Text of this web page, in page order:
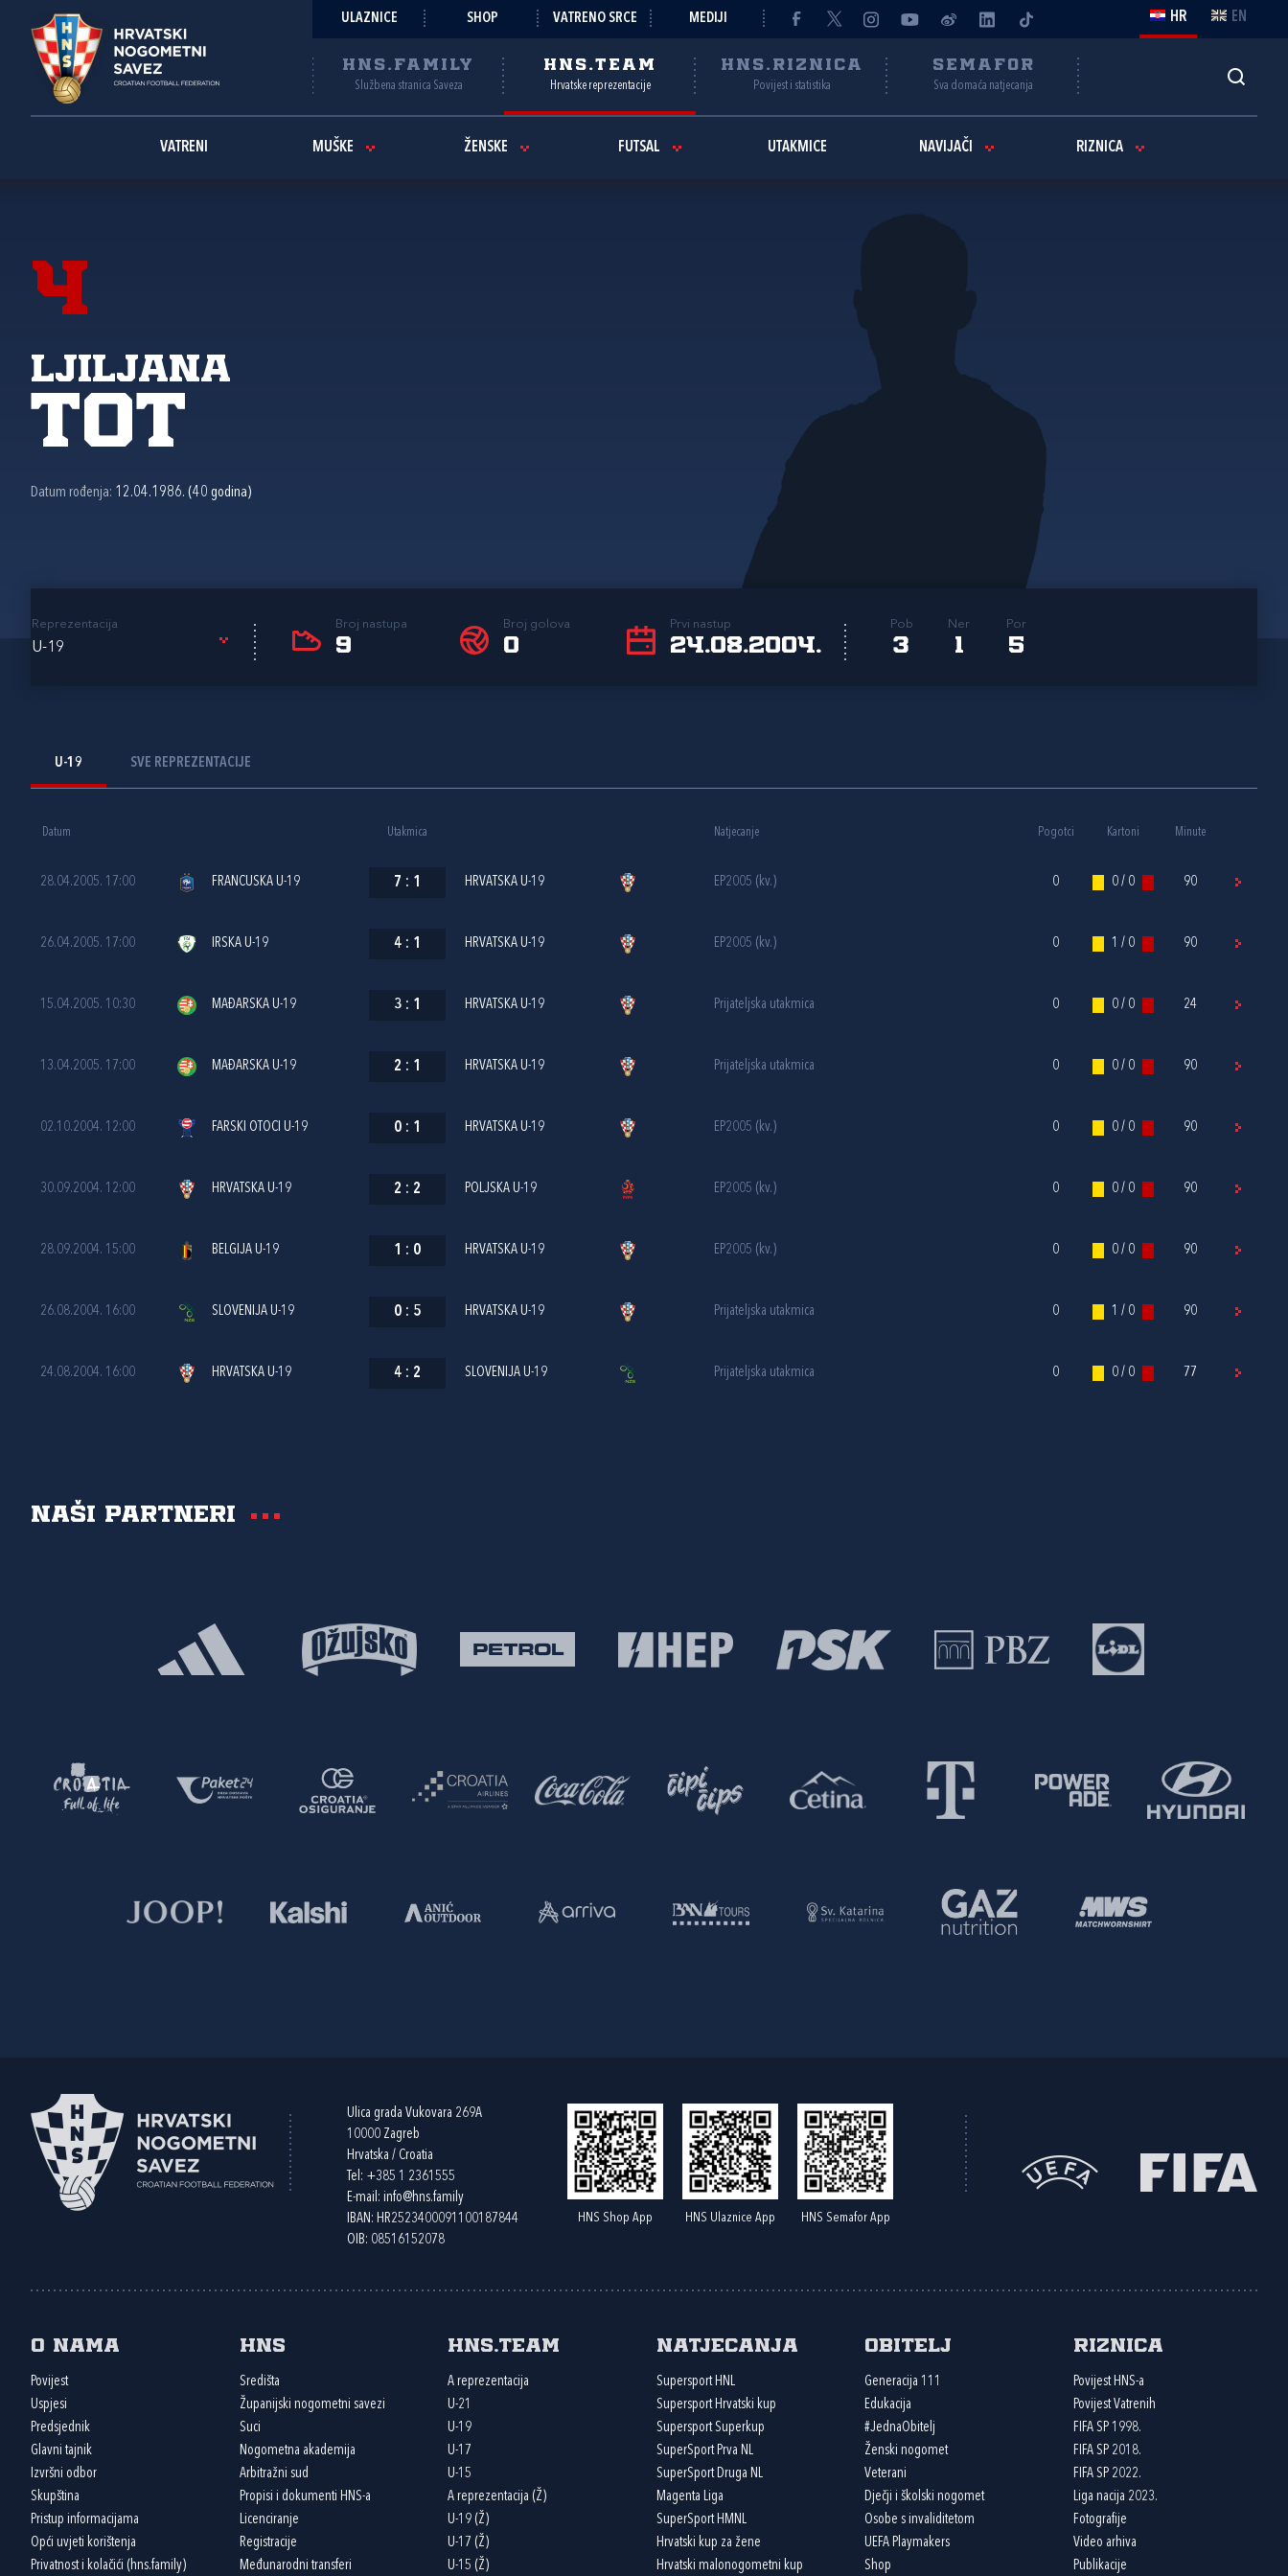
ULAZNICE SHOP VATRENO SRCE MEDIJI HR EN
HNS.FAMILY
Službena stranica Saveza
HNS.TEAM
Hrvatske reprezentacije
HNS.RIZNICA
Povijest i statistika
SEMAFOR
Sva domaća natjecanja
VATRENI MUŠKE ŽENSKE FUTSAL UTAKMICE NAVIJAČI RIZNICA
4
Ljiljana
Tot
Datum rođenja: 12.04.1986. (40 godina)
Reprezentacija
U-19
Broj nastupa
9
Broj golova
0
Prvi nastup
24.08.2004.
Pob
3
Ner
1
Por
5
U-19 SVE REPREZENTACIJE
Datum Utakmica Natjecanje Pogotci Kartoni Minute
28.04.2005. 17:00 FRANCUSKA U-19 7 : 1 HRVATSKA U-19 EP2005 (kv.) 0 0 / 0 90
26.04.2005. 17:00 IRSKA U-19 4 : 1 HRVATSKA U-19 EP2005 (kv.) 0 1 / 0 90
15.04.2005. 10:30 MAĐARSKA U-19 3 : 1 HRVATSKA U-19 Prijateljska utakmica 0 0 / 0 24
13.04.2005. 17:00 MAĐARSKA U-19 2 : 1 HRVATSKA U-19 Prijateljska utakmica 0 0 / 0 90
02.10.2004. 12:00 FARSKI OTOCI U-19 0 : 1 HRVATSKA U-19 EP2005 (kv.) 0 0 / 0 90
30.09.2004. 12:00 HRVATSKA U-19 2 : 2 POLJSKA U-19 EP2005 (kv.) 0 0 / 0 90
28.09.2004. 15:00 BELGIJA U-19 1 : 0 HRVATSKA U-19 EP2005 (kv.) 0 0 / 0 90
26.08.2004. 16:00 SLOVENIJA U-19 0 : 5 HRVATSKA U-19 Prijateljska utakmica 0 1 / 0 90
24.08.2004. 16:00 HRVATSKA U-19 4 : 2 SLOVENIJA U-19 Prijateljska utakmica 0 0 / 0 77
Naši partneri
Ulica grada Vukovara 269A
10000 Zagreb
Hrvatska / Croatia
Tel: +385 1 2361555
E-mail: info@hns.family
IBAN: HR2523400091100187844
OIB: 08516152078
HNS Shop App HNS Ulaznice App HNS Semafor App
O nama
Povijest
Uspjesi
Predsjednik
Glavni tajnik
Izvršni odbor
Skupština
Pristup informacijama
Opći uvjeti korištenja
Privatnost i kolačići (hns.family)
HNS
Središta
Županijski nogometni savezi
Suci
Nogometna akademija
Arbitražni sud
Propisi i dokumenti HNS-a
Licenciranje
Registracije
Međunarodni transferi
HNS.team
A reprezentacija
U-21
U-19
U-17
U-15
A reprezentacija (Ž)
U-19 (Ž)
U-17 (Ž)
U-15 (Ž)
Natjecanja
Supersport HNL
Supersport Hrvatski kup
Supersport Superkup
SuperSport Prva NL
SuperSport Druga NL
Magenta Liga
SuperSport HMNL
Hrvatski kup za žene
Hrvatski malonogometni kup
Obitelj
Generacija 111
Edukacija
#JednaObitelj
Ženski nogomet
Veterani
Dječji i školski nogomet
Osobe s invaliditetom
UEFA Playmakers
Shop
Riznica
Povijest HNS-a
Povijest Vatrenih
FIFA SP 1998.
FIFA SP 2018.
FIFA SP 2022.
Liga nacija 2023.
Fotografije
Video arhiva
Publikacije